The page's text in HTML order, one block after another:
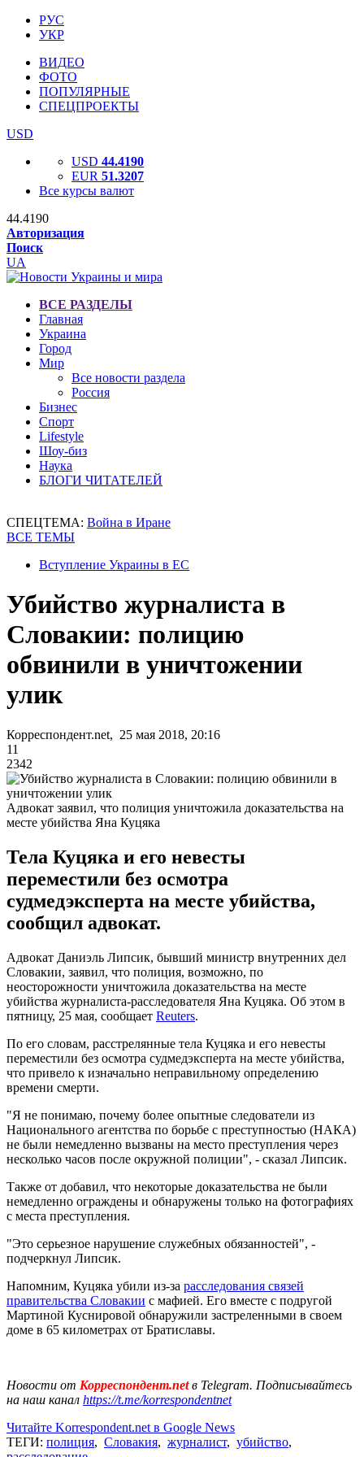
РУС
УКР
ВИДЕО
ФОТО
ПОПУЛЯРНЫЕ
СПЕЦПРОЕКТЫ
USD
USD 44.4190
EUR 51.3207
Все курсы валют
44.4190
Авторизация
Поиск
UA
ВСЕ РАЗДЕЛЫ
Главная
Украина
Город
Мир
Все новости раздела
Россия
Бизнес
Спорт
Lifestyle
Шоу-биз
Наука
БЛОГИ ЧИТАТЕЛЕЙ
СПЕЦТЕМА: Война в Иране
ВСЕ ТЕМЫ
Вступление Украины в ЕС
Убийство журналиста в
Словакии: полицию
обвинили в уничтожении
улик
Корреспондент.net, 25 мая 2018, 20:16
11
2342
Адвокат заявил, что полиция уничтожила доказательства на
месте убийства Яна Куцяка
Тела Куцяка и его невесты
переместили без осмотра
судмедэксперта на месте убийства,
сообщил адвокат.
Адвокат Даниэль Липсик, бывший министр внутренних дел
Словакии, заявил, что полиция, возможно, по
неосторожности уничтожила доказательства на месте
убийства журналиста-расследователя Яна Куцяка. Об этом в
пятницу, 25 мая, сообщает Reuters.
По его словам, расстрелянные тела Куцяка и его невесты
переместили без осмотра судмедэксперта на месте убийства,
что привело к изначально неправильному определению
времени смерти.
"Я не понимаю, почему более опытные следователи из
Национального агентства по борьбе с преступностью (НАКА)
не были немедленно вызваны на место преступления через
несколько часов после окружной полиции", - сказал Липсик.
Также от добавил, что некоторые доказательства не были
немедленно ограждены и обнаружены только на фотографиях
с места преступления.
"Это серьезное нарушение служебных обязанностей", -
подчеркнул Липсик.
Напомним, Куцяка убили из-за расследования связей
правительства Словакии с мафией. Его вместе с подругой
Мартиной Куснировой обнаружили застреленными в своем
доме в 65 километрах от Братиславы.
Новости от Корреспондент.netв Telegram. Подписывайтесь
на наш канал https://t.me/korrespondentnet
Читайте Korrespondent.net в Google News
ТЕГИ: полиция, Словакия, журналист, убийство,